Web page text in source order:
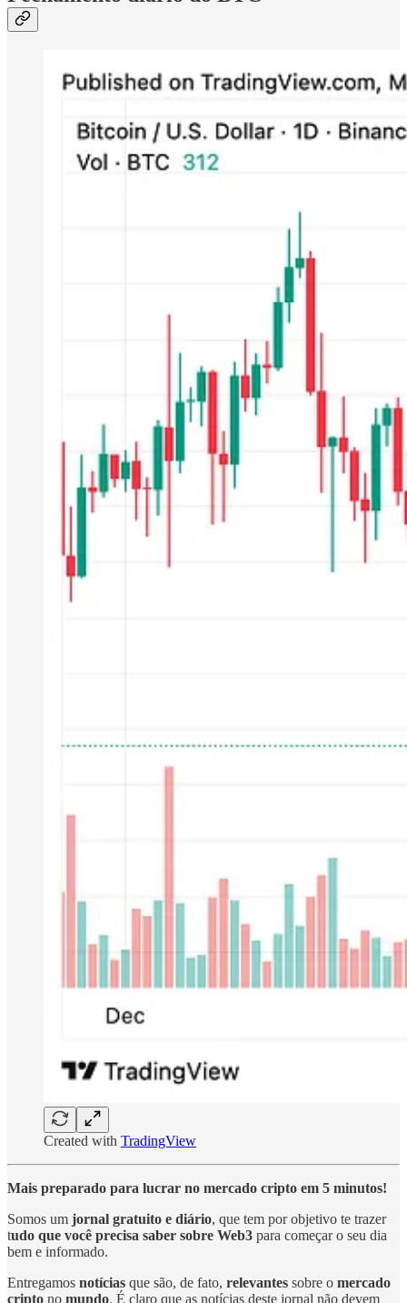
Created with TradingView
Mais preparado para lucrar no mercado cripto em 5 minutos!
Somos um jornal gratuito e diário, que tem por objetivo te trazer
tudo que você precisa saber sobre Web3 para começar o seu dia
bem e informado.
Entregamos notícias que são, de fato, relevantes sobre o mercado
cripto no mundo. É claro que as notícias deste jornal não devem